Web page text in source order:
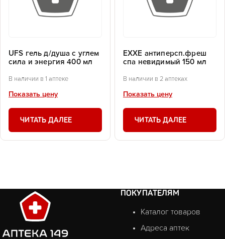
UFS гель д/душа с углем
сила и энергия 400 мл
В наличии в 1 аптеке
Показать цену
ЧИТАТЬ ДАЛЕЕ
EXXE антиперсп.фреш
спа невидимый 150 мл
В наличии в 2 аптеках
Показать цену
ЧИТАТЬ ДАЛЕЕ
ПОКУПАТЕЛЯМ
Каталог товаров
Адреса аптек